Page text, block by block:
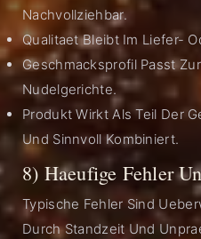
Nachvollziehbar.
Qualitaet Bleibt Im Liefer-
Geschmacksprofil Passt
Nudelgerichte.
Produkt Wirkt Als Teil Der
Und Sinnvoll Kombiniert.
8) Haeufige Fehler
Typische Fehler Sind
Durch Standzeit Und